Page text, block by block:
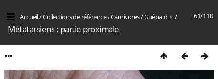
61/110
Accueil/Collections de référence/Carnivores/Guépard ♀ /
Métatarsiens : partie proximale